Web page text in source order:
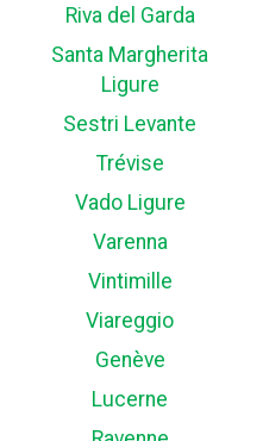
Riva del Garda
Santa Margherita
Ligure
Sestri Levante
Trévise
Vado Ligure
Varenna
Vintimille
Viareggio
Genève
Lucerne